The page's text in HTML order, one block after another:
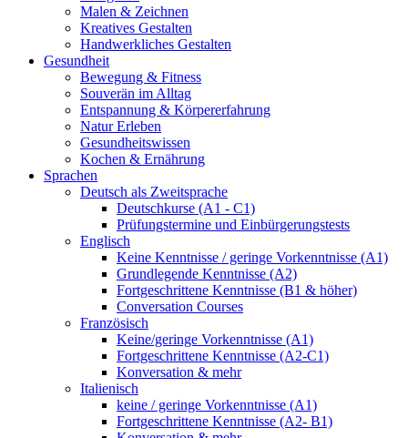
Malen & Zeichnen
Kreatives Gestalten
Handwerkliches Gestalten
Gesundheit
Bewegung & Fitness
Souverän im Alltag
Entspannung & Körpererfahrung
Natur Erleben
Gesundheitswissen
Kochen & Ernährung
Sprachen
Deutsch als Zweitsprache
Deutschkurse (A1 - C1)
Prüfungstermine und Einbürgerungstests
Englisch
Keine Kenntnisse / geringe Vorkenntnisse (A1)
Grundlegende Kenntnisse (A2)
Fortgeschrittene Kenntnisse (B1 & höher)
Conversation Courses
Französisch
Keine/geringe Vorkenntnisse (A1)
Fortgeschrittene Kenntnisse (A2-C1)
Konversation & mehr
Italienisch
keine / geringe Vorkenntnisse (A1)
Fortgeschrittene Kenntnisse (A2- B1)